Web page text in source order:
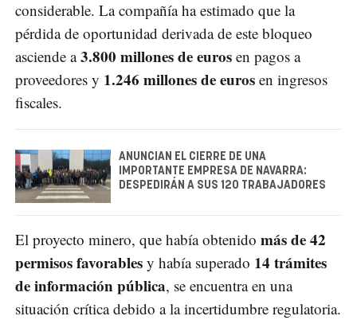
considerable. La compañía ha estimado que la
pérdida de oportunidad derivada de este bloqueo
asciende a3.800 millones de euros en pagos a
proveedores y 1.246 millones de euros en ingresos
fiscales.
ANUNCIAN EL CIERRE DE UNA
IMPORTANTE EMPRESA DE NAVARRA:
DESPEDIRÁN A SUS 120 TRABAJADORES
El proyecto minero, que había obtenido más de 42
permisos favorables y había superado 14 trámites
de información pública, se encuentra en una
situación crítica debido a la incertidumbre regulatoria.